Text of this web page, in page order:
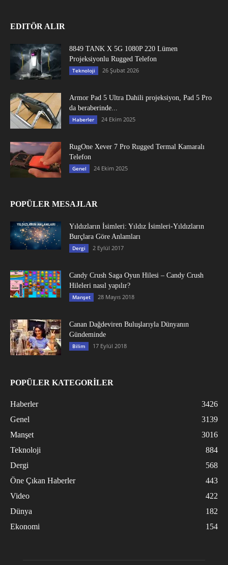
EDITÖR ALIR
8849 TANK X 5G 1080P 220 Lümen
Projeksiyonlu Rugged Telefon
Teknoloji 26 Şubat 2026
Armor Pad 5 Ultra Dahili projeksiyon, Pad 5 Pro
da beraberinde...
Haberler 24 Ekim 2025
RugOne Xever 7 Pro Rugged Termal Kamaralı
Telefon
Genel 24 Ekim 2025
POPÜLER MESAJLAR
Yıldızların İsimleri: Yıldız İsimleri-Yıldızların
Burçlara Göre Anlamları
Dergi 2 Eylül 2017
Candy Crush Saga Oyun Hilesi – Candy Crush
Hileleri nasıl yapılır?
Manşet 28 Mayıs 2018
Canan Dağdeviren Buluşlarıyla Dünyanın
Gündeminde
Bilim 17 Eylül 2018
POPÜLER KATEGORİLER
Haberler
3426
Genel
3139
Manşet
3016
Teknoloji
884
Dergi
568
Öne Çıkan Haberler
443
Video
422
Dünya
182
Ekonomi
154